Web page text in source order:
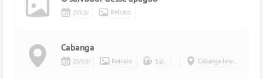
21/03/ Retrato
Cabanga
23/03/ Retrato 3.5L Cabanga Iate Clube